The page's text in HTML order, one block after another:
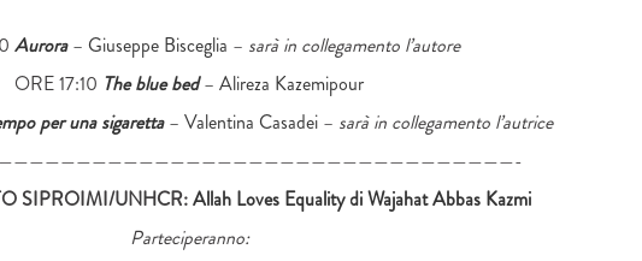
Aurora– Giuseppe Bisceglia – sarà in collegamento l’autore
ORE 17:10 The blue bed– Alireza Kazemipour
per una sigaretta– Valentina Casadei– sarà in collegamento l’autrice
SIPROIMI/UNHCR:Allah Loves Equality di Wajahat Abbas Kazmi
Parteciperanno: